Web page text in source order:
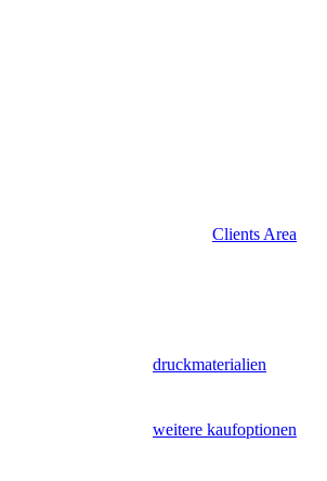
Clients Area
druckmaterialien
weitere kaufoptionen